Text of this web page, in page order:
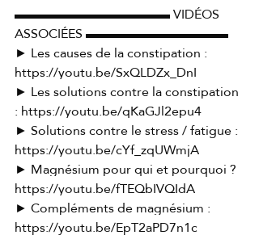
▬▬▬▬▬▬▬▬▬▬▬▬ VIDÉOS
ASSOCIÉES ▬▬▬▬▬▬▬▬▬▬▬
► Les causes de la constipation :
https://youtu.be/SxQLDZx_DnI
► Les solutions contre la constipation
: https://youtu.be/qKaGJl2epu4
► Solutions contre le stress / fatigue :
https://youtu.be/cYf_zqUWmjA
► Magnésium pour qui et pourquoi ?
https://youtu.be/fTEQbIVQIdA
► Compléments de magnésium :
https://youtu.be/EpT2aPD7n1c